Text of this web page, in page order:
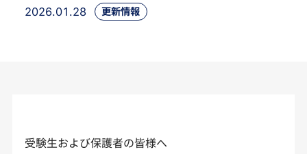
2026.01.28 更新情報
受験生および保護者の皆様へ